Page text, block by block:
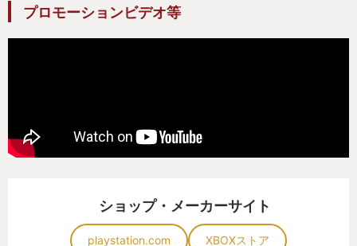
プロモーションビデオ等
ショップ・メーカーサイト
playstation.com XBOXストア